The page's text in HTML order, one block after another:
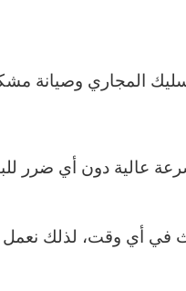
المجاري وصيانة
دون أي ضرر